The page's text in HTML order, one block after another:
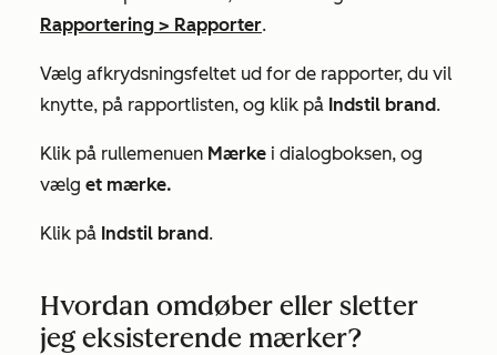
Rapportering > Rapporter.
Vælg afkrydsningsfeltet ud for de rapporter, du vil
knytte, på rapportlisten, og klik på Indstil brand.
Klik på rullemenuen Mærke i dialogboksen, og
vælg et mærke.
Klik på Indstil brand.
Hvordan omdøber eller sletter
jeg eksisterende mærker?